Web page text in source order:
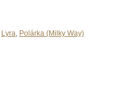
Lyra, Polárka (Milky Way)